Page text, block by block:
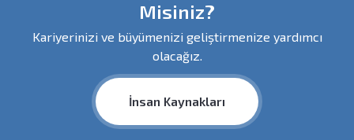
Misiniz?
Kariyerinizi ve büyümenizi geliştirmenize yardımcı
olacağız.
İnsan Kaynakları